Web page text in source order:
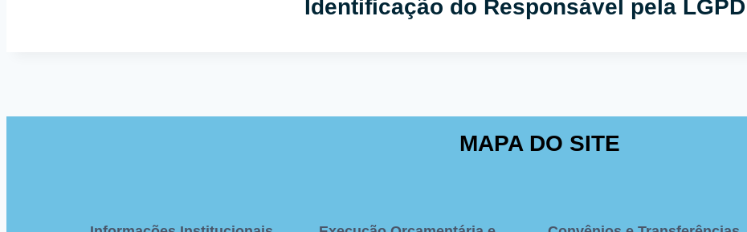
Identificação do Responsável pela LGPD
MAPA DO SITE